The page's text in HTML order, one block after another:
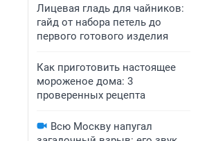
Лицевая гладь для чайников:
гайд от набора петель до
первого готового изделия
Как приготовить настоящее
мороженое дома: 3
проверенных рецепта
Всю Москву напугал